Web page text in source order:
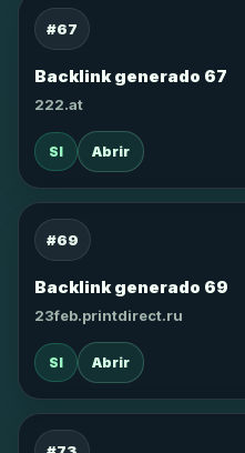
#67
Backlink generado 67
222.at
SI Abrir
#69
Backlink generado 69
23feb.printdirect.ru
SI Abrir